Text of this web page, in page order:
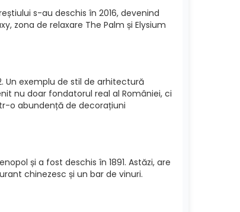
s-au deschis în 2016, devenind
zona de relaxare The Palm și Elysium
Un exemplu de stil de arhitectură
nu doar fondatorul real al României, ci
o abundență de decorațiuni
și a fost deschis în 1891. Astăzi, are
chinezesc și un bar de vinuri.